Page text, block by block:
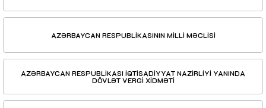
AZƏRBAYCAN RESPUBLİKASININ MİLLİ MƏCLİSİ
AZƏRBAYCAN RESPUBLİKASI İQTİSADİYYAT NAZİRLİYİ YANINDA
DÖVLƏT VERGİ XİDMƏTİ